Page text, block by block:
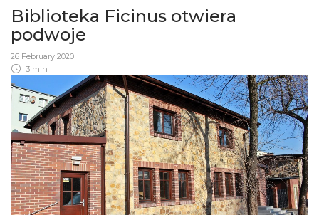
Biblioteka Ficinus otwiera
podwoje
26 February 2020
3 min